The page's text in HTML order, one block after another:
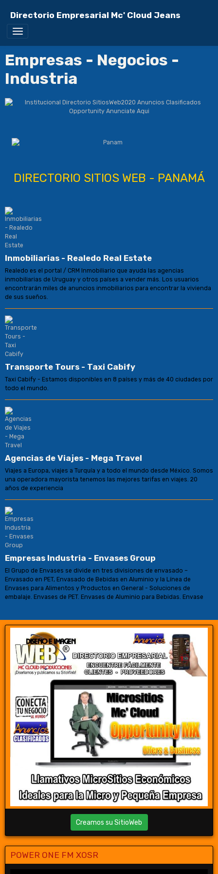
Directorio Empresarial Mc' Cloud Jeans
Empresas - Negocios -
Industria
DIRECTORIO SITIOS WEB - PANAMÁ
Inmobiliarias - Realedo Real Estate
Realedo es el portal / CRM Inmobiliario que ayuda las agencias
inmobiliarias de Uruguay y otros países a vender más. Los usuarios
encontrarán miles de anuncios inmobiliarios para encontrar la vivienda
de sus sueños.
Transporte Tours - Taxi Cabify
Taxi Cabify - Estamos disponibles en 8 países y más de 40 ciudades por
todo el mundo.
Agencias de Viajes - Mega Travel
Viajes a Europa, viajes a Turquía y a todo el mundo desde México. Somos
una operadora mayorista tenemos las mejores tarifas en viajes. 20
años de experiencia
Empresas Industria - Envases Group
El Grupo de Envases se divide en tres divisiones de envasado –
Envasado en PET, Envasado de Bebidas en Aluminio y la Línea de
Envases para Alimentos y Productos en General - Soluciones de
embalaje. Envases de PET. Envases de Aluminio para Bebidas. Envase
Creamos su SitioWeb
POWER ONE FM XOSR